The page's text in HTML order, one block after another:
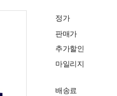
정가
판매가
추가할인
마일리지
배송료